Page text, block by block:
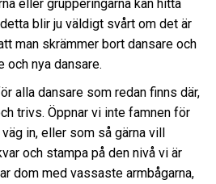
eller grupperingarna kan hitta
blir ju väldigt svårt om det är
man skrämmer bort dansare och
och nya dansare.
alla dansare som redan finns där,
trivs. Öppnar vi inte famnen för
in, eller som så gärna vill
och stampa på den nivå vi är
dom med vassaste armbågarna,